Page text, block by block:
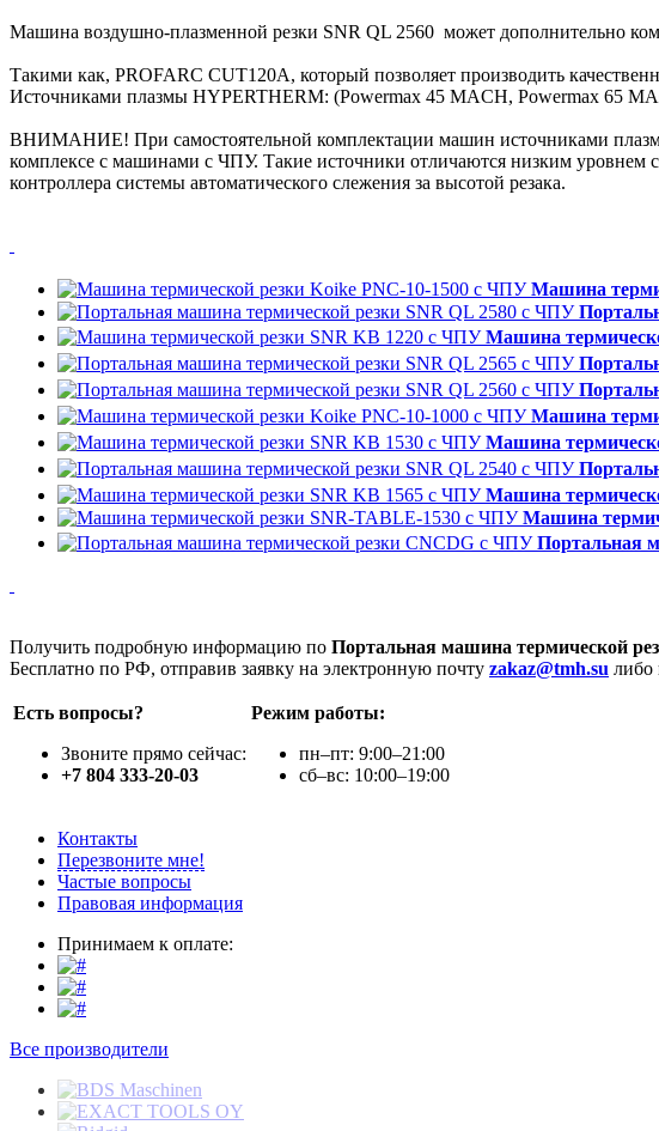
Машина воздушно-плазменной резки SNR QL 2560 может дополнительно
Такими как, PROFARC CUT120A, который позволяет производить
Источниками плазмы HYPERTHERM: (Powermax 45 MACH, Powermax 65
ВНИМАНИЕ! При самостоятельной комплектации машин источниками плазмы
комплексе с машинами с ЧПУ. Такие источники отличаются низким уровнем
контроллера системы автоматического слежения за высотой резака.
Машина
Машина
Машина
Машина
Машина
Машина
Портальная
Получить подробную информацию по Портальная машина термической
Бесплатно по РФ, отправив заявку на электронную почту zakaz@tmh.su либо
Есть вопросы?
Звоните прямо сейчас:
+7 804 333-20-03
Режим работы:
пн–пт: 9:00–21:00
сб–вс: 10:00–19:00
Контакты
Перезвоните мне!
Частые вопросы
Правовая информация
Принимаем к оплате:
Все производители